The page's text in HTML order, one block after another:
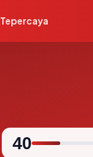
Tepercaya
40